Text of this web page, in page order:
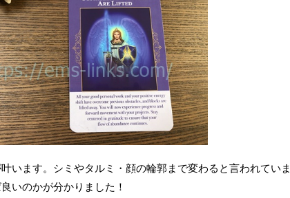
います。シミやタルミ・顔の輪郭まで変わると言われていま
いのかが分かりました！